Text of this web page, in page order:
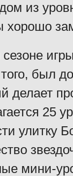
из
хорошо
был
делает
25
улитку
мини-